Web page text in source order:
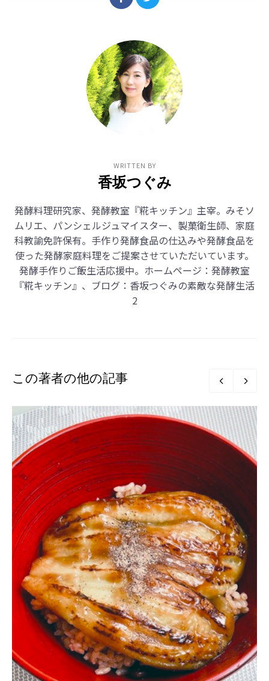
WRITTEN BY
香坂つぐみ
発酵料理研究家、発酵教室『糀キッチン』主宰。みそソ
ムリエ、パンシェルジュマイスター、製菓衛生師、家庭
科教諭免許保有。手作り発酵食品の仕込みや発酵食品を
使った発酵家庭料理をご提案させていただいています。
発酵手作りご飯生活応援中。ホームページ： 発酵教室
『糀キッチン』 、ブログ： 香坂つぐみの素敵な発酵生活
2
この著者の他の記事